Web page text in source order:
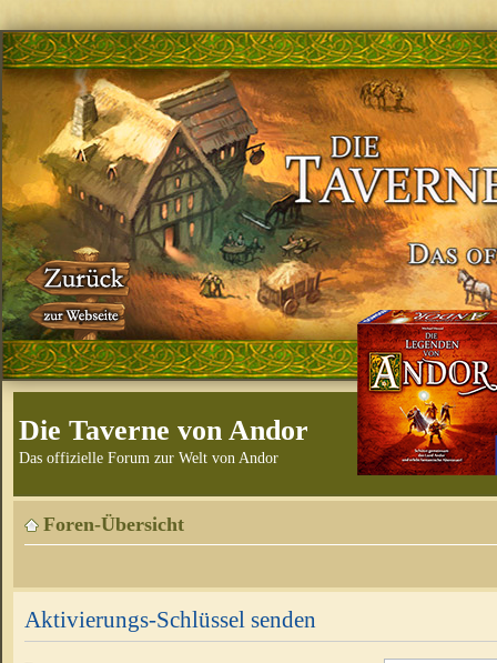
Die Taverne von Andor
Das offizielle Forum zur Welt von Andor
Foren-Übersicht
Aktivierungs-Schlüssel senden